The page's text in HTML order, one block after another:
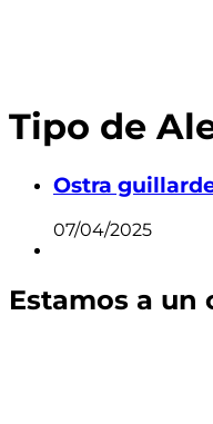
Tipo de
Ostra
07/04/2025
Estamos a un